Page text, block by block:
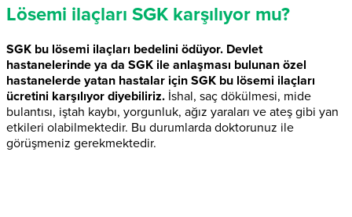
Lösemi ilaçları SGK karşılıyor mu?
SGK bu lösemi ilaçları bedelini ödüyor. Devlet
hastanelerinde ya da SGK ile anlaşması bulunan özel
hastanelerde yatan hastalar için SGK bu lösemi ilaçları
ücretini karşılıyor diyebiliriz. İshal, saç dökülmesi, mide
bulantısı, iştah kaybı, yorgunluk, ağız yaraları ve ateş gibi yan
etkileri olabilmektedir. Bu durumlarda doktorunuz ile
görüşmeniz gerekmektedir.